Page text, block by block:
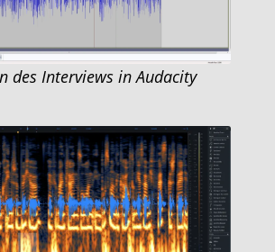
des Interviews in Audacity